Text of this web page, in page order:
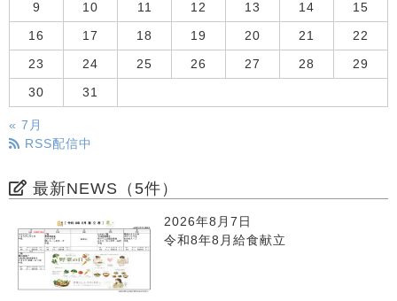
9 10 11 12 13 14 15
16 17 18 19 20 21 22
23 24 25 26 27 28 29
30 31
« 7月
RSS配信中
最新NEWS（5件）
2026年8月7日
令和8年8月給食献立